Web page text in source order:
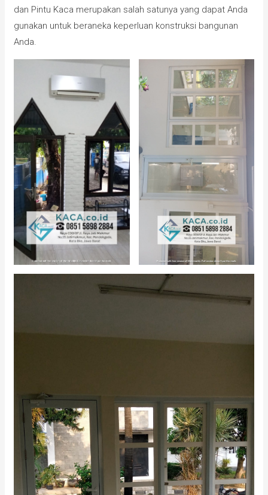
dan Pintu Kaca merupakan salah satunya yang dapat Anda
gunakan untuk beraneka keperluan konstruksi bangunan
Anda.